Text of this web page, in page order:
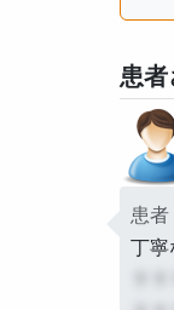
患者
患者
丁